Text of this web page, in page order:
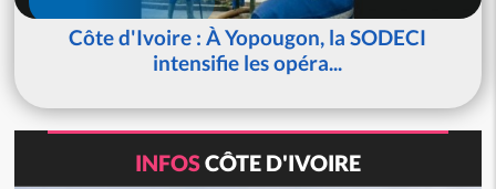
Côte d'Ivoire : À Yopougon, la SODECI
intensifie les opéra...
INFOSCÔTE D'IVOIRE